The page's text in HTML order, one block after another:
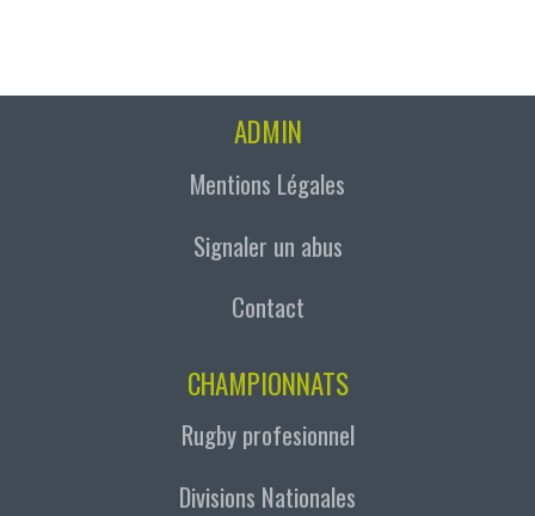
ADMIN
Mentions Légales
Signaler un abus
Contact
CHAMPIONNATS
Rugby profesionnel
Divisions Nationales